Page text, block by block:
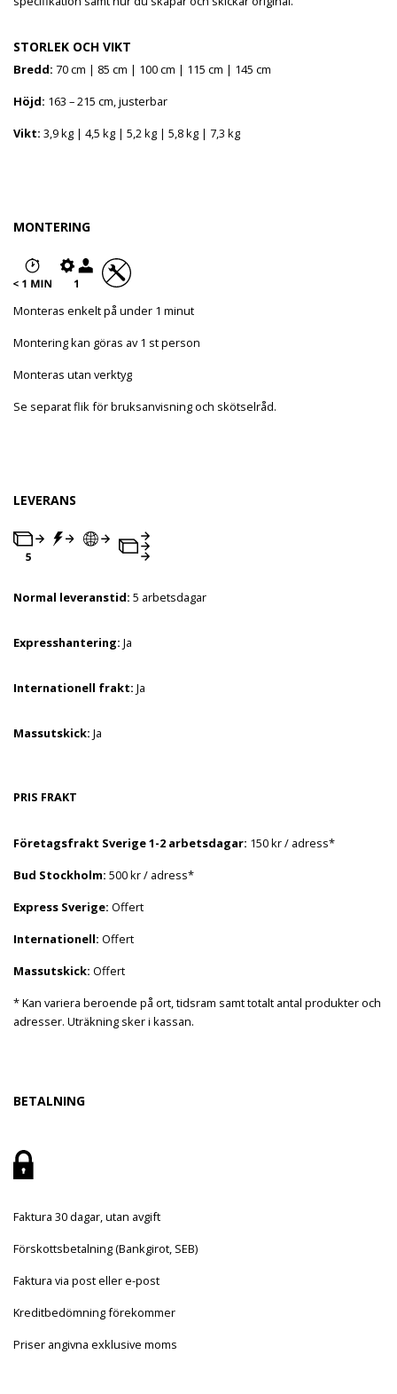
STORLEK OCH VIKT
Bredd: 70 cm | 85 cm | 100 cm | 115 cm | 145 cm
Höjd: 163 – 215 cm, justerbar
Vikt: 3,9 kg | 4,5 kg | 5,2 kg | 5,8 kg | 7,3 kg
MONTERING
Monteras enkelt på under 1 minut
Montering kan göras av 1 st person
Monteras utan verktyg
Se separat flik för bruksanvisning och skötselråd.
LEVERANS
Normal leveranstid: 5 arbetsdagar
Expresshantering: Ja
Internationell frakt: Ja
Massutskick: Ja
PRIS FRAKT
Företagsfrakt Sverige 1-2 arbetsdagar: 150 kr / adress*
Bud Stockholm: 500 kr / adress*
Express Sverige: Offert
Internationell: Offert
Massutskick: Offert
* Kan variera beroende på ort, tidsram samt totalt antal produkter och
adresser. Uträkning sker i kassan.
BETALNING
Faktura 30 dagar, utan avgift
Förskottsbetalning (Bankgirot, SEB)
Faktura via post eller e-post
Kreditbedömning förekommer
Priser angivna exklusive moms